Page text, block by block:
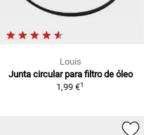
Louis
Junta circular para filtro de óleo
1,99 €1